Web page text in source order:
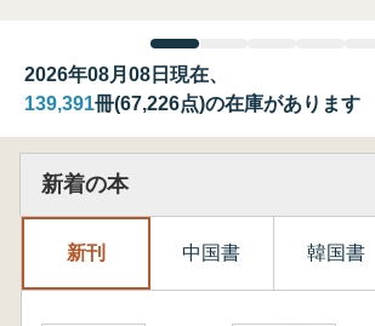
2026年08月08日現在、
139,391冊(67,226点)の在庫があります
新着の本
新刊 中国書 韓国書